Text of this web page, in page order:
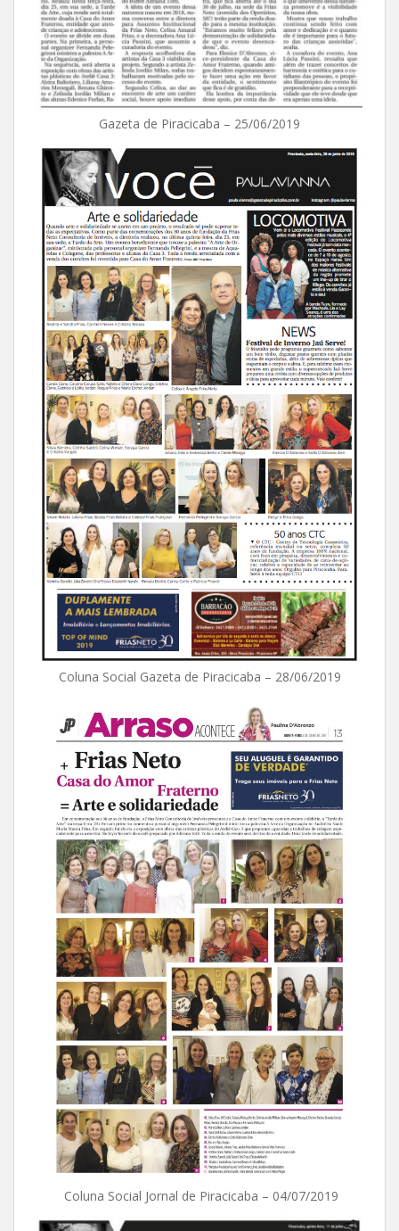
Gazeta de Piracicaba – 25/06/2019
Coluna Social Gazeta de Piracicaba – 28/06/2019
Coluna Social Jornal de Piracicaba – 04/07/2019